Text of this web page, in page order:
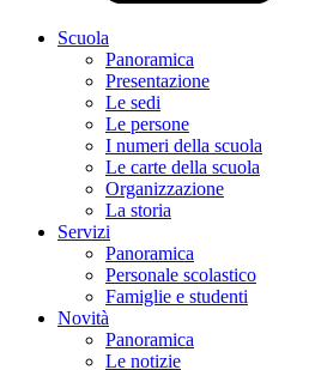
Scuola
Panoramica
Presentazione
Le sedi
Le persone
I numeri della scuola
Le carte della scuola
Organizzazione
La storia
Servizi
Panoramica
Personale scolastico
Famiglie e studenti
Novità
Panoramica
Le notizie